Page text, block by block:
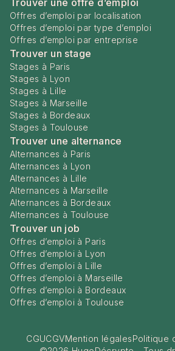
Trouver une offre d’emploi
Offres d’emploi par localisation
Offres d’emploi par type d’emploi
Offres d’emploi par entreprise
Trouver un stage
Stages à Paris
Stages à Lyon
Stages à Lille
Stages à Marseille
Stages à Bordeaux
Stages à Toulouse
Trouver une alternance
Alternances à Paris
Alternances à Lyon
Alternances à Lille
Alternances à Marseille
Alternances à Bordeaux
Alternances à Toulouse
Trouver un job
Offres d’emploi à Paris
Offres d’emploi à Lyon
Offres d’emploi à Lille
Offres d’emploi à Marseille
Offres d’emploi à Bordeaux
Offres d’emploi à Toulouse
CGUCGVMention légalesPolitique